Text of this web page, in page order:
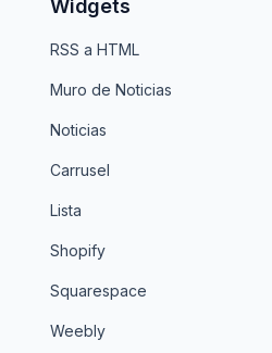
Widgets
RSS a HTML
Muro de Noticias
Noticias
Carrusel
Lista
Shopify
Squarespace
Weebly